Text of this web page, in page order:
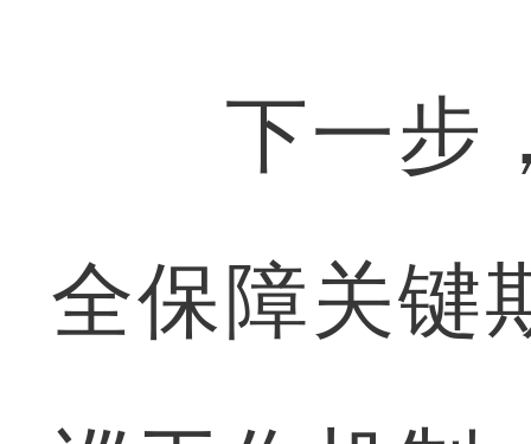
下一步，
全保障关键